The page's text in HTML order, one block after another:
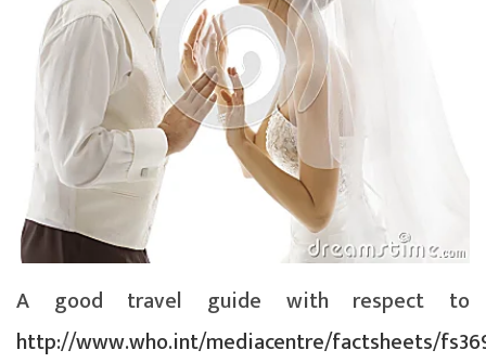
A good travel guide with respect to
http://www.who.int/mediacentre/factsheets/